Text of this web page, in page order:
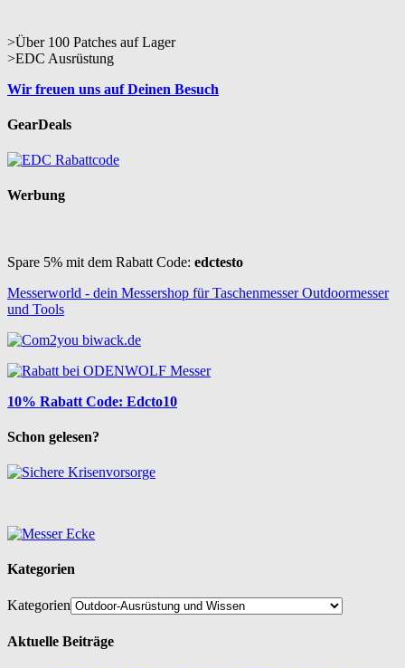
>Über 100 Patches auf Lager
>EDC Ausrüstung
Wir freuen uns auf Deinen Besuch
GearDeals
Werbung
Spare 5% mit dem Rabatt Code: edctesto
Messerworld - dein Messershop für Taschenmesser Outdoormesser
und Tools
10% Rabatt Code: Edcto10
Schon gelesen?
Kategorien
Kategorien
Aktuelle Beiträge